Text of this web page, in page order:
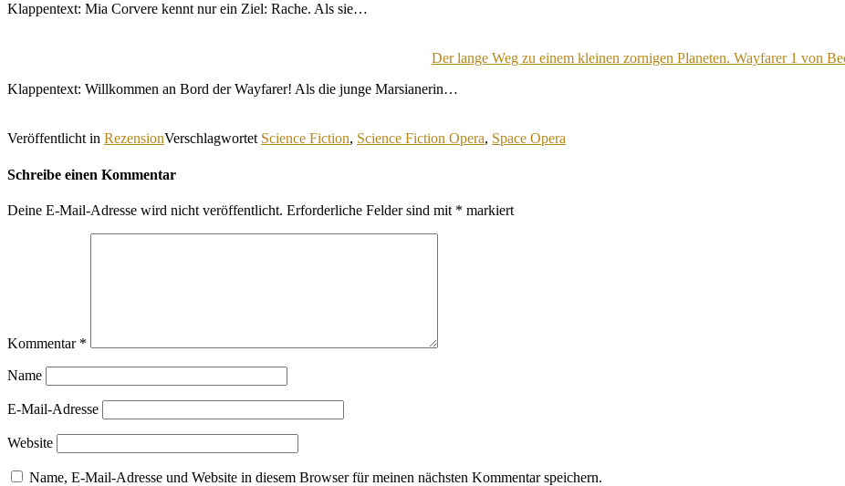
Klappentext: Mia Corvere kennt nur ein Ziel: Rache. Als sie…
Der lange Weg zu einem kleinen zornigen Planeten. Wayfarer 1 von
Klappentext: Willkommen an Bord der Wayfarer! Als die junge Marsianerin…
Veröffentlicht in RezensionVerschlagwortet Science Fiction, Science Fiction Opera, Space Opera
Schreibe einen Kommentar
Deine E-Mail-Adresse wird nicht veröffentlicht. Erforderliche Felder sind mit * markiert
Kommentar *
Name
E-Mail-Adresse
Website
Name, E-Mail-Adresse und Website in diesem Browser für meinen nächsten Kommentar speichern.